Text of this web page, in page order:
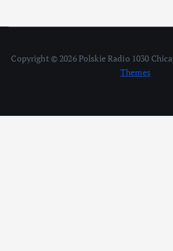
Copyright © 2026 Polskie Radio 1030
Themes